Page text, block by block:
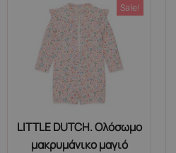
Sale!
LITTLE DUTCH. Ολόσωμο
μακρυμάνικο μαγιό